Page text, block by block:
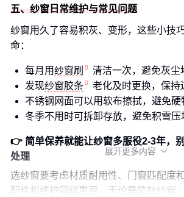
五、纱窗日常维护与常见问题
纱窗用久了容易积灰、变形，这些小技
命：
每月用纱窗刷
清洁一次，避免灰尘
发现纱窗胶条
老化及时更换，保持
不锈钢网面可以用软布擦拭，避免硬
冬季不用时可拆卸存放，避免积雪压
👉 简单保养就能让纱窗多服役2-3年，
处理
选纱窗要考虑材质耐用性、门窗匹配度
配件和维护同样重要。无论是 防蚊纱窗
展开更多内容 